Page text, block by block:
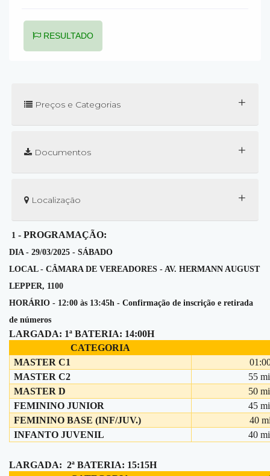
RESULTADO
Preços e Categorias +
Documentos +
Localização +
1 - PROGRAMAÇÃO:
DIA - 29/03/2025 - SÁBADO
LOCAL - CÂMARA DE VEREADORES - AV. HERMANN AUGUST
LEPPER, 1100
HORÁRIO - 12:00 às 13:45h - Confirmação de inscrição e retirada
de números
LARGADA: 1ª BATERIA: 14:00H
CATEGORIA
MASTER C1
MASTER C2
55
MASTER D
50
FEMININO JUNIOR
45
FEMININO BASE (INF/JUV.)
40
INFANTO JUVENIL
40
LARGADA: 2ª BATERIA: 15:15H